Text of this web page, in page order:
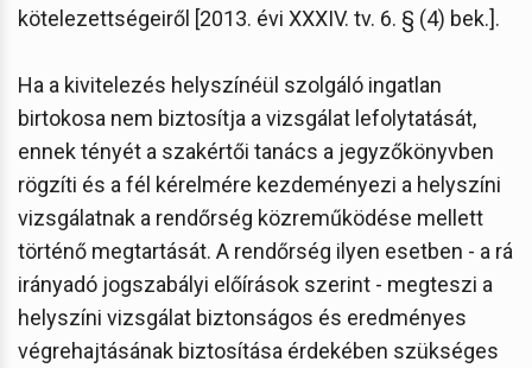
kötelezettségeiről [2013. évi XXXIV. tv. 6. § (4) bek.].
Ha a kivitelezés helyszínéül szolgáló ingatlan
birtokosa nem biztosítja a vizsgálat lefolytatását,
ennek tényét a szakértői tanács a jegyzőkönyvben
rögzíti és a fél kérelmére kezdeményezi a helyszíni
vizsgálatnak a rendőrség közreműködése mellett
történő megtartását. A rendőrség ilyen esetben - a rá
irányadó jogszabályi előírások szerint - megteszi a
helyszíni vizsgálat biztonságos és eredményes
végrehajtásának biztosítása érdekében szükséges